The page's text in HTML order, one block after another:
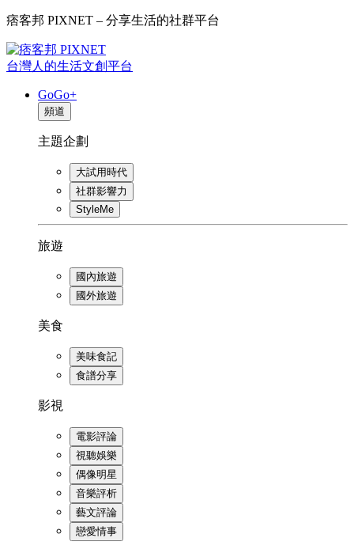
痞客邦 PIXNET – 分享生活的社群平台
台灣人的生活文創平台
GoGo+
頻道
主題企劃
大試用時代
社群影響力
StyleMe
旅遊
國內旅遊
國外旅遊
美食
美味食記
食譜分享
影視
電影評論
視聽娛樂
偶像明星
音樂評析
藝文評論
戀愛情事